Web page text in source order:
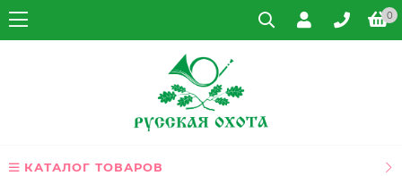
0
КАТАЛОГ ТОВАРОВ